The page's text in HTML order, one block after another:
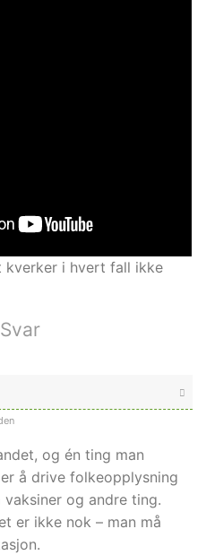
kverker i hvert fall ikke
Svar
og én ting man
å drive folkeopplysning
og andre ting.
er ikke nok – man må